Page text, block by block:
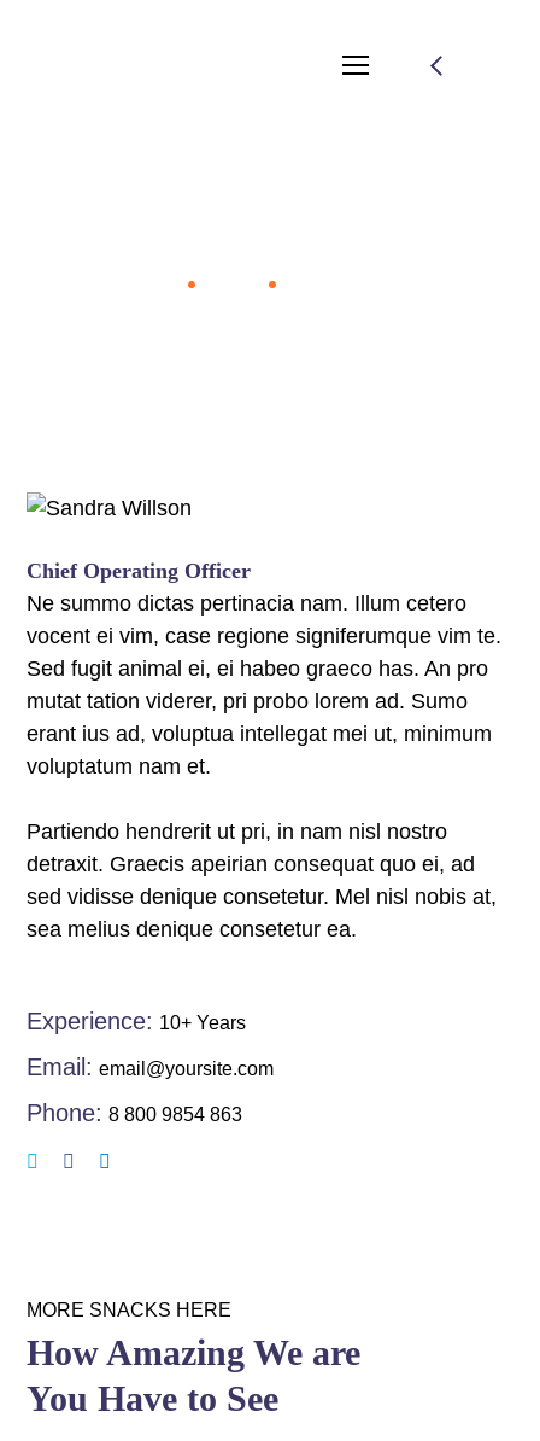
Chief Operating Officer
Ne summo dictas pertinacia nam. Illum cetero
vocent ei vim, case regione signiferumque vim te.
Sed fugit animal ei, ei habeo graeco has. An pro
mutat tation viderer, pri probo lorem ad. Sumo
erant ius ad, voluptua intellegat mei ut, minimum
voluptatum nam et.
Partiendo hendrerit ut pri, in nam nisl nostro
detraxit. Graecis apeirian consequat quo ei, ad
sed vidisse denique consetetur. Mel nisl nobis at,
sea melius denique consetetur ea.
Experience: 10+ Years
Email: email@yoursite.com
Phone: 8 800 9854 863
MORE SNACKS HERE
How Amazing We are
You Have to See